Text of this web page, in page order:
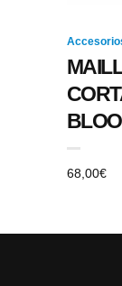
68,00€